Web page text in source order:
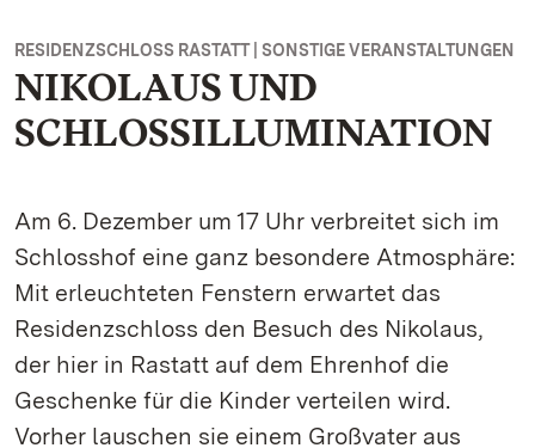
RESIDENZSCHLOSS RASTATT | SONSTIGE VERANSTALTUNGEN
NIKOLAUS UND
SCHLOSSILLUMINATION
Am 6. Dezember um 17 Uhr verbreitet sich im
Schlosshof eine ganz besondere Atmosphäre:
Mit erleuchteten Fenstern erwartet das
Residenzschloss den Besuch des Nikolaus,
der hier in Rastatt auf dem Ehrenhof die
Geschenke für die Kinder verteilen wird.
Vorher lauschen sie einem Großvater aus